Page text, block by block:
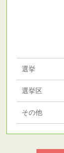
選挙
選挙区
その他